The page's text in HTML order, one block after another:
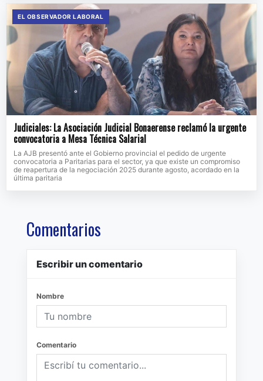
EL OBSERVADOR LABORAL
Judiciales: La Asociación Judicial Bonaerense reclamó la urgente
convocatoria a Mesa Técnica Salarial
La AJB presentó ante el Gobierno provincial el pedido de urgente
convocatoria a Paritarias para el sector, ya que existe un compromiso
de reapertura de la negociación 2025 durante agosto, acordado en la
última paritaria
Comentarios
Escribir un comentario
Nombre
Comentario